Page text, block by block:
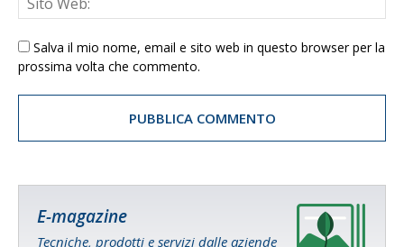
Salva il mio nome, email e sito web in questo browser per la
prossima volta che commento.
E-magazine
Tecniche, prodotti e servizi dalle aziende